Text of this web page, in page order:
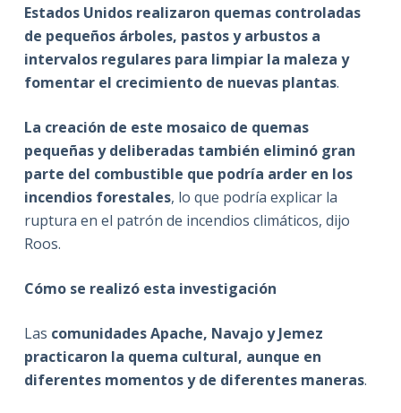
Estados Unidos realizaron quemas controladas
de pequeños árboles, pastos y arbustos a
intervalos regulares para limpiar la maleza y
fomentar el crecimiento de nuevas plantas.
La creación de este mosaico de quemas
pequeñas y deliberadas también eliminó gran
parte del combustible que podría arder en los
incendios forestales, lo que podría explicar la
ruptura en el patrón de incendios climáticos, dijo
Roos.
Cómo se realizó esta investigación
Las comunidades Apache, Navajo y Jemez
practicaron la quema cultural, aunque en
diferentes momentos y de diferentes maneras.